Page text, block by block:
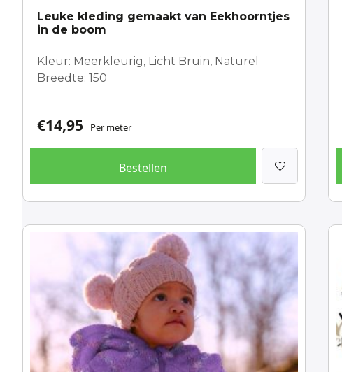
Leuke kleding gemaakt van Eekhoorntjes
in de boom
Kleur: Meerkleurig, Licht Bruin, Naturel
Breedte: 150
€14,95 Per meter
Bestellen